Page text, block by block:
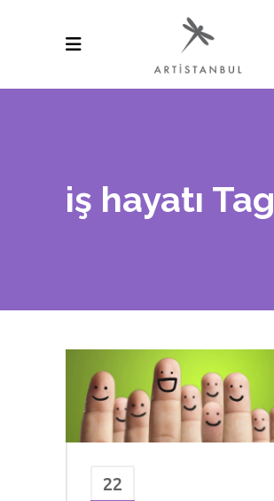
iş hayatı Tag
22